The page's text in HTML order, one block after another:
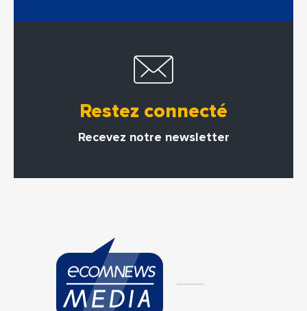
Restez connecté
Recevez notre newsletter